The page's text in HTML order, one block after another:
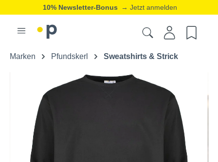
10% Newsletter-Bonus → Jetzt anmelden
Marken Pfundskerl Sweatshirts & Strick